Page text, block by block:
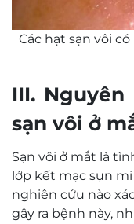
Các hạt sạn vôi
III.
sạn vôi ở
Sạn vôi ở mắt là
lớp kết mạc sụn
nghiên cứu nào
gây ra bệnh này,